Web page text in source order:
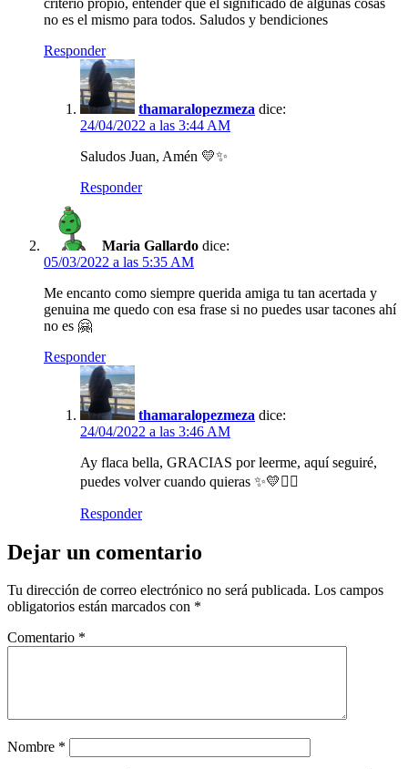
no es el mismo para todos. Saludos y bendiciones
Responder
thamaralopezmeza dice:
24/04/2022 a las 3:44 AM
Saludos Juan, Amén 💛✨
Responder
Maria Gallardo dice:
05/03/2022 a las 5:35 AM
Me encanto como siempre querida amiga tu tan acertada y
genuina me quedo con esa frase si no puedes usar tacones ahí
no es 🤗
Responder
thamaralopezmeza dice:
24/04/2022 a las 3:46 AM
Ay flaca bella, GRACIAS por leerme, aquí seguiré,
puedes volver cuando quieras ✨💛✍🏻
Responder
Dejar un comentario
Tu dirección de correo electrónico no será publicada. Los campos
obligatorios están marcados con *
Comentario *
Nombre *